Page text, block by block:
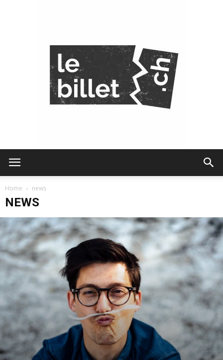
Billet
–
webzine
culturel
Home news
NEWS